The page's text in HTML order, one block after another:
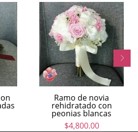
Ramo de novia
rehidratado con
peonias blancas
$4,800.00